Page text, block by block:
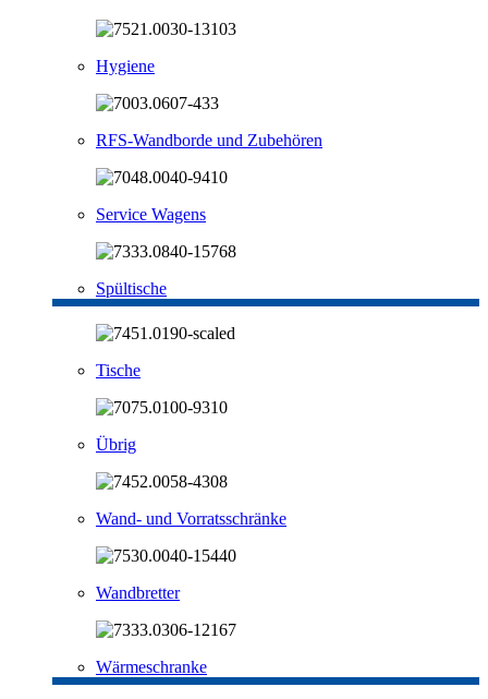
Hygiene
RFS-Wandborde und Zubehören
Service Wagens
Spültische
Tische
Übrig
Wand- und Vorratsschränke
Wandbretter
Wärmeschranke